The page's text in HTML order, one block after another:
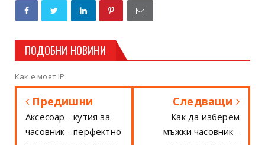
ПОДОБНИ НОВИНИ
Как е моят IP
Предишни
Аксесоар - кутия за
часовник - перфектно
Следващи
Как да изберем
мъжки часовник -